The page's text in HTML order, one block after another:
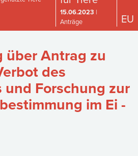
15.06.2023 |
Anträge
EU
über Antrag zu
des
Forschung zur
im Ei -